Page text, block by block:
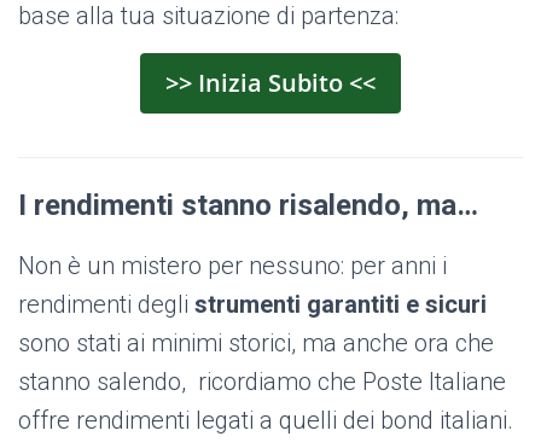
base alla tua situazione di partenza:
>> Inizia Subito <<
I rendimenti stanno risalendo, ma…
Non è un mistero per nessuno: per anni i
rendimenti degli strumenti garantiti e sicuri
sono stati ai minimi storici, ma anche ora che
stanno salendo, ricordiamo che Poste Italiane
offre rendimenti legati a quelli dei bond italiani.